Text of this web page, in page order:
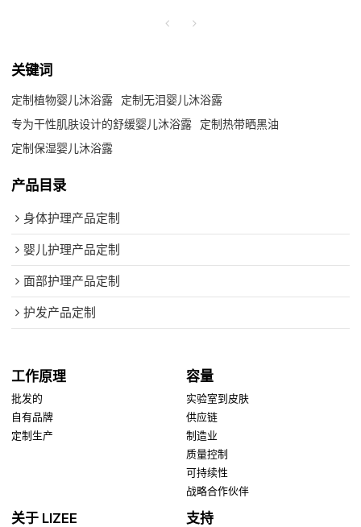
关键词
定制植物婴儿沐浴露
定制无泪婴儿沐浴露
专为干性肌肤设计的舒缓婴儿沐浴露
定制热带晒黑油
定制保湿婴儿沐浴露
产品目录
身体护理产品定制
婴儿护理产品定制
面部护理产品定制
护发产品定制
工作原理
批发的
自有品牌
定制生产
容量
实验室到皮肤
供应链
制造业
质量控制
可持续性
战略合作伙伴
关于 LIZEE 支持